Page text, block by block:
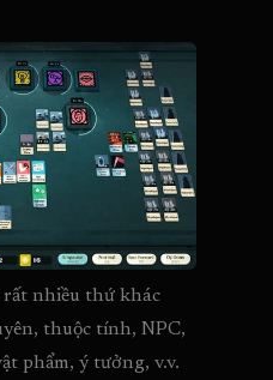
rất nhiều thứ khác
thuộc tính, NPC,
phẩm, ý tưởng, v.v.